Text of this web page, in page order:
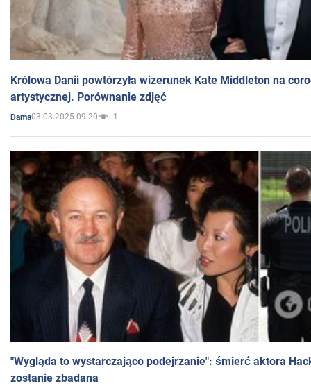
Królowa Danii powtórzyła wizerunek Kate Middleton na
artystycznej. Porównanie zdjęć
Dama03.03.2025 09:20 1
"Wygląda to wystarczająco podejrzanie": śmierć aktora
zostanie zbadana